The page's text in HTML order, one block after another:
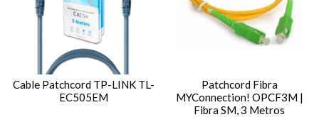
Cable Patchcord TP-LINK TL-
EC505EM
Patchcord Fibra
MYConnection! OPCF3M |
Fibra SM, 3 Metros